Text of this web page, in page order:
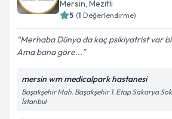
Takvim Talebini
Kişisel verilerimin işlenmesine
Metni'ni okudum ve kişisel
Mersin, Mezitli
5 (1 Değerlendirme)
Merhaba Dünya da kaç psikiyatrist var
Ama bana göre...
mersin wm medicalpark hastanesi
Başakşehir Mah. Başakşehir 1. Etap Sakarya
İstanbul